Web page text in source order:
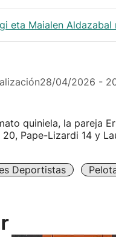
eta Maialen
28/04/2026 -
quiniela, la pareja
Pape-Lizardi 14 y
Deportistas